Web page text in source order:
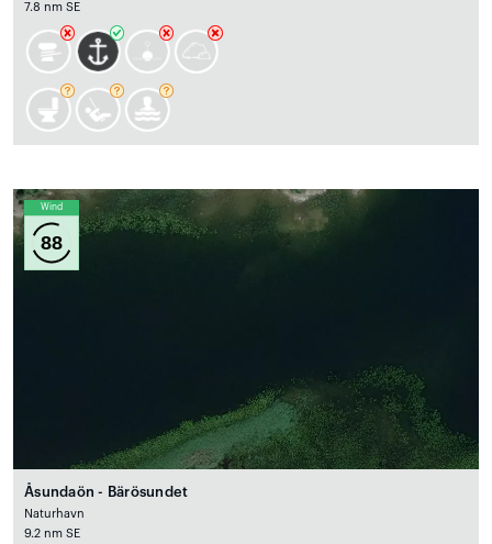
7.8 nm SE
Wind
88
Åsundaön - Bärösundet
Naturhavn
9.2 nm SE